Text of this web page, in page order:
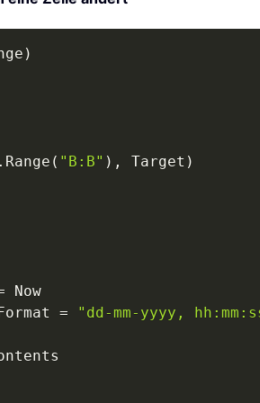
)
. Range ( "B:B" ) , Target )
Now
=
"dd-mm-yyyy,